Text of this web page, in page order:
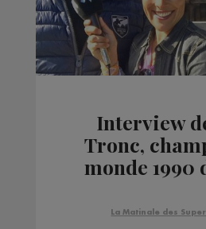
Interview
Tronc,
monde 1990
La Matinale des